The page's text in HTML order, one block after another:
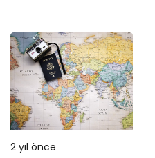
2 yıl önce